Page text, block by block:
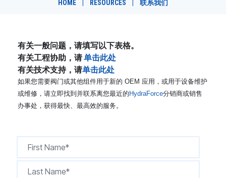
职业
DESIGN TOOLS
CONTACT
购买地点
HOME RESOURCES 联系我们
有关一般问题，请填写以下表格。
有关工程协助，请单击此处
有关技术支持，请单击此处
如果您需要阀门或其他组件用于新的 OEM 应用，或用于设备维护
或维修，请立即找到并联系离您最近的 HydraForce分销商或销售
办事处，获得最快、最高效的服务。